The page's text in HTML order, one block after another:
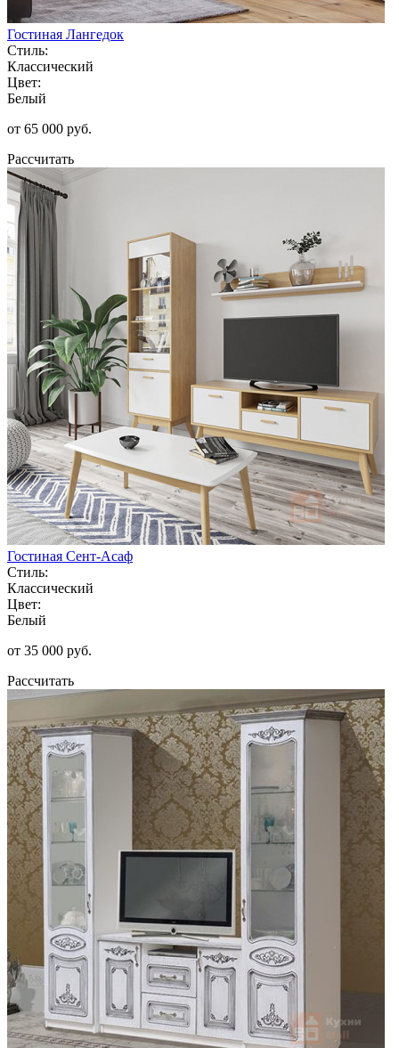
Гостиная Лангедок
Стиль:
Классический
Цвет:
Белый
от 65 000 руб.
Рассчитать
Гостиная Сент-Асаф
Стиль:
Классический
Цвет:
Белый
от 35 000 руб.
Рассчитать